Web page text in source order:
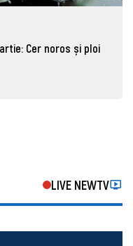
Cer noros și ploi
LIVE NEWTV